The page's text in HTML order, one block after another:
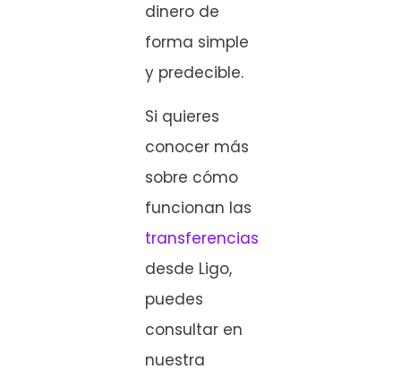
dinero de
forma simple
y predecible.
Si quieres
conocer más
sobre cómo
funcionan las
transferencias
desde Ligo,
puedes
consultar en
nuestra